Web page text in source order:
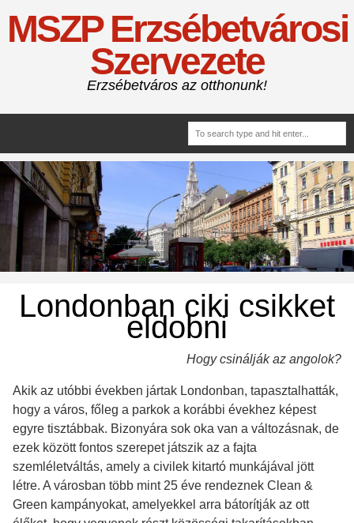
MSZP Erzsébetvárosi
Szervezete
Erzsébetváros az otthonunk!
Londonban ciki csikket
eldobni
Hogy csinálják az angolok?
Akik az utóbbi években jártak Londonban, tapasztalhatták,
hogy a város, főleg a parkok a korábbi évekhez képest
egyre tisztábbak. Bizonyára sok oka van a változásnak, de
ezek között fontos szerepet játszik az a fajta
szemléletváltás, amely a civilek kitartó munkájával jött
létre. A városban több mint 25 éve rendeznek Clean &
Green kampányokat, amelyekkel arra bátorítják az ott